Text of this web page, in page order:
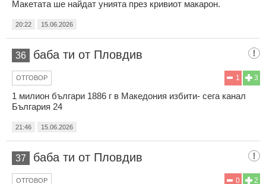
Макетата ше найдат унията през кривиот макарон.
20:22 15.06.2026
36 баба ти от Пловдив
3
1
ОТГОВОР
1 милион българи 1886 г в Македония избити- сега канал
България 24
21:46 15.06.2026
37 баба ти от Пловдив
2
0
ОТГОВОР